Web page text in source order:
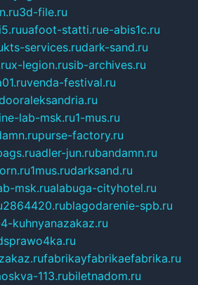
3d-file.ru
uafoot-statti.rue-abis1c.ru
kts-services.rudark-sand.ru
x-legion.rusib-archives.ru
venda-festival.ru
lab-msk.ru1-mus.ru
purse-factory.ru
adler-jun.rubandamn.ru
1mus.rudarksand.ru
msk.rualabuga-cityhotel.ru
2864420.rublagodarenie-spb.ru
kuhnyanazakaz.ru
fabrikayfabrikaefabrika.ru
113.rubiletnadom.ru